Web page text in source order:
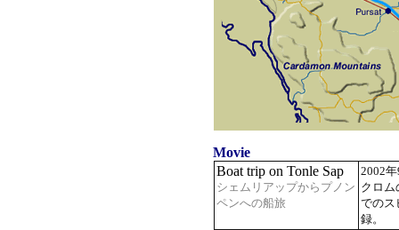
Movie
Boat trip on Tonle Sap
シェムリアップからプノン
ペンへの船旅
2002
クロム
でのス
録。